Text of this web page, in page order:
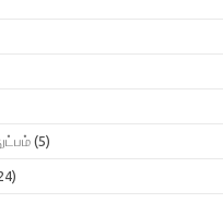
(5)